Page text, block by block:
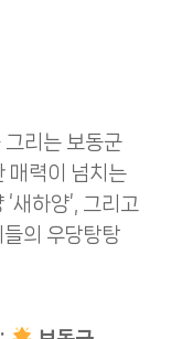
리는 보동군
매력이 넘치는
새하양’, 그리고
들의 우당탕탕